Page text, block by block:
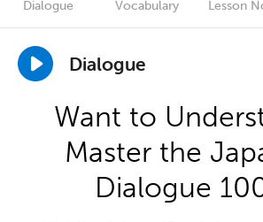
Dialogue Vocabulary Lesson
Dialogue
Want to
Master the
Dialogue